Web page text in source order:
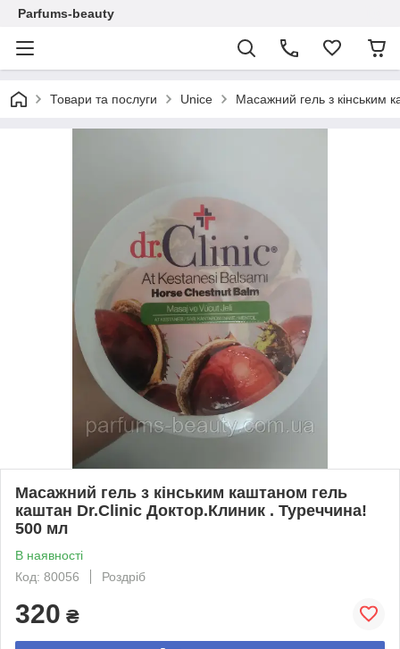
Parfums-beauty
Товари та послуги Unice Масажний гель з кінським
Масажний гель з кінським каштаном гель
каштан Dr.Clinic Доктор.Клиник . Туреччина!
500 мл
В наявності
Код: 80056
Роздріб
320 ₴